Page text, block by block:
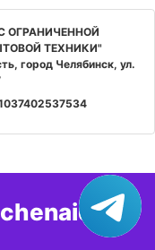
ОГРАНИЧЕННОЙ
ТЕХНИКИ"
город Челябинск, ул.